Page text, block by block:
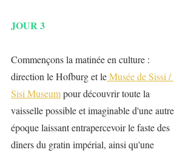
JOUR 3
Commençons la matinée en culture :
direction le Hofburg et le Musée de Sissi /
Sisi Museum pour découvrir toute la
vaisselle possible et imaginable d'une autre
époque laissant entrapercevoir le faste des
dîners du gratin impérial, ainsi qu'une